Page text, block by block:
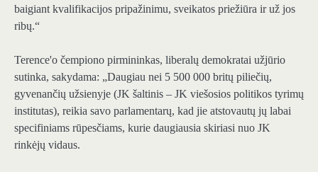
baigiant kvalifikacijos pripažinimu, sveikatos priežiūra ir už jos
ribų.“
Terence'o čempiono pirmininkas, liberalų demokratai užjūrio
sutinka, sakydama: „Daugiau nei 5 500 000 britų piliečių,
gyvenančių užsienyje (JK šaltinis – JK viešosios politikos tyrimų
institutas), reikia savo parlamentarų, kad jie atstovautų jų labai
specifiniams rūpesčiams, kurie daugiausia skiriasi nuo JK
rinkėjų vidaus.